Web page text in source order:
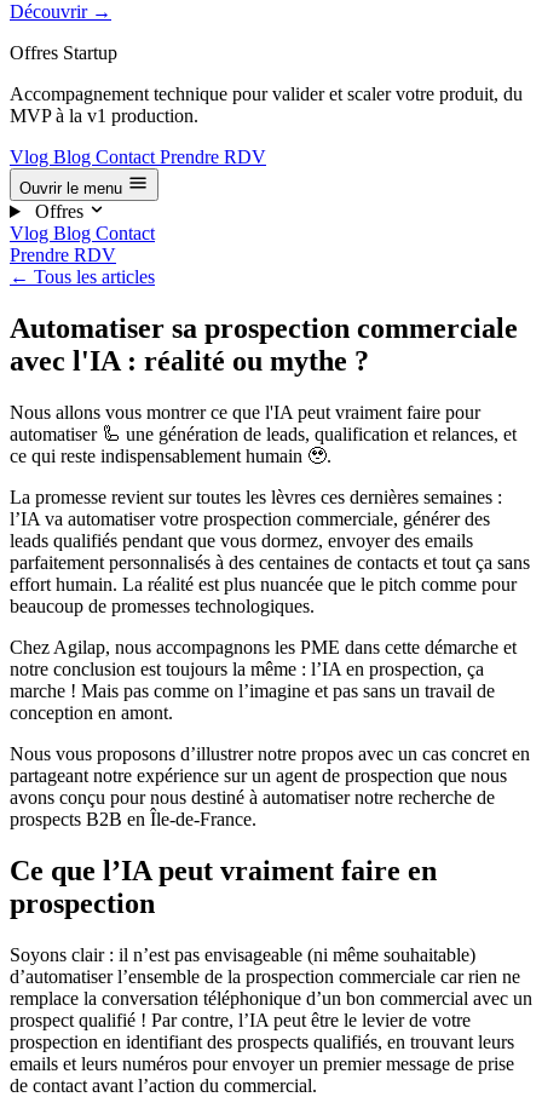
Découvrir →
Offres Startup
Accompagnement technique pour valider et scaler votre produit, du
MVP à la v1 production.
Vlog Blog Contact Prendre RDV
Ouvrir le menu
Offres
Vlog Blog Contact
Prendre RDV
← Tous les articles
Automatiser sa prospection commerciale
avec l'IA : réalité ou mythe ?
Nous allons vous montrer ce que l'IA peut vraiment faire pour
automatiser 🦾 une génération de leads, qualification et relances, et
ce qui reste indispensablement humain 🥹.
La promesse revient sur toutes les lèvres ces dernières semaines :
l’IA va automatiser votre prospection commerciale, générer des
leads qualifiés pendant que vous dormez, envoyer des emails
parfaitement personnalisés à des centaines de contacts et tout ça sans
effort humain. La réalité est plus nuancée que le pitch comme pour
beaucoup de promesses technologiques.
Chez Agilap, nous accompagnons les PME dans cette démarche et
notre conclusion est toujours la même : l’IA en prospection, ça
marche ! Mais pas comme on l’imagine et pas sans un travail de
conception en amont.
Nous vous proposons d’illustrer notre propos avec un cas concret en
partageant notre expérience sur un agent de prospection que nous
avons conçu pour nous destiné à automatiser notre recherche de
prospects B2B en Île-de-France.
Ce que l’IA peut vraiment faire en
prospection
Soyons clair : il n’est pas envisageable (ni même souhaitable)
d’automatiser l’ensemble de la prospection commerciale car rien ne
remplace la conversation téléphonique d’un bon commercial avec un
prospect qualifié ! Par contre, l’IA peut être le levier de votre
prospection en identifiant des prospects qualifiés, en trouvant leurs
emails et leurs numéros pour envoyer un premier message de prise
de contact avant l’action du commercial.